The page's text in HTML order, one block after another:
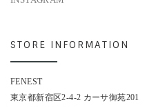
STORE INFORMATION
FENEST
東京都新宿区2-4-2 カーサ御苑201